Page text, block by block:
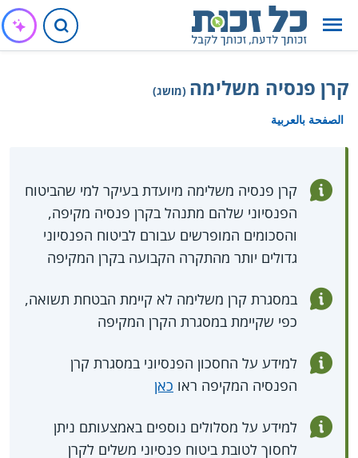
קרן פנסיה משלימה (מושג)
الصفحة بالعربية
קרן פנסיה משלימה מיועדת בעיקר למי שהביטוח
הפנסיוני שלהם מתנהל בקרן פנסיה מקיפה,
והסכומים המופרשים עבורם לביטוח הפנסיוני
גדולים יותר מהתקרה הקבועה בקרן המקיפה
במסגרת קרן משלימה לא קיימת הבטחת תשואה,
כפי שקיימת במסגרת הקרן המקיפה
למידע על החסכון הפנסיוני במסגרת קרן
הפנסיה המקיפה ראו כאן
למידע על מסלולים נוספים באמצעותם ניתן
לחסוך לטובת ביטוח פנסיוני משלים לקרן